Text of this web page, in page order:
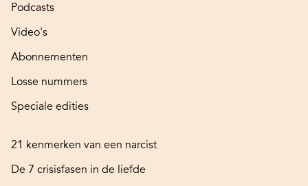
Podcasts
Video's
Abonnementen
Losse nummers
Speciale edities
21 kenmerken van een narcist
De 7 crisisfasen in de liefde